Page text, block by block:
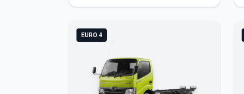
EURO 4